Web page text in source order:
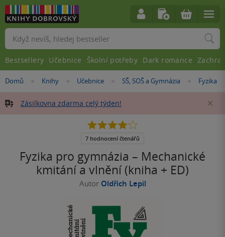
Nacházíte
zde:
Domů »
Knihy »
Učebnice »
SŠ, SOŠ a Gymnázia »Fyzika
Zásilkovna zdarma celý týden!
Fyzika pro gymnázia – Mechanické
kmitání a vlnění (kniha + ED)
Autor Oldřich Lepil
4.1
5
7 hodnocení čtenářů
Vyhledávání
Bestsellery Učebnice Školní potřeby Dark romance